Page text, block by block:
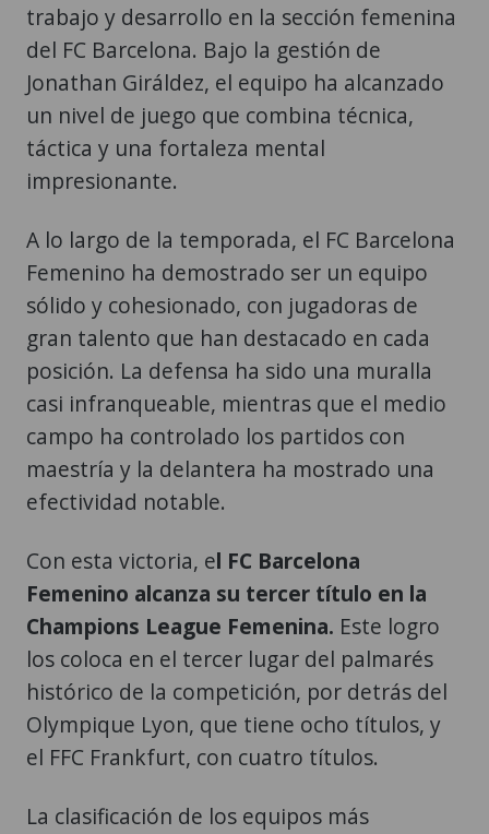
trabajo y desarrollo en la sección femenina
del FC Barcelona. Bajo la gestión de
Jonathan Giráldez, el equipo ha alcanzado
un nivel de juego que combina técnica,
táctica y una fortaleza mental
impresionante.
A lo largo de la temporada, el FC Barcelona
Femenino ha demostrado ser un equipo
sólido y cohesionado, con jugadoras de
gran talento que han destacado en cada
posición. La defensa ha sido una muralla
casi infranqueable, mientras que el medio
campo ha controlado los partidos con
maestría y la delantera ha mostrado una
efectividad notable.
Con esta victoria, el FC Barcelona
Femenino alcanza su tercer título en la
Champions League Femenina. Este logro
los coloca en el tercer lugar del palmarés
histórico de la competición, por detrás del
Olympique Lyon, que tiene ocho títulos, y
el FFC Frankfurt, con cuatro títulos.
La clasificación de los equipos más